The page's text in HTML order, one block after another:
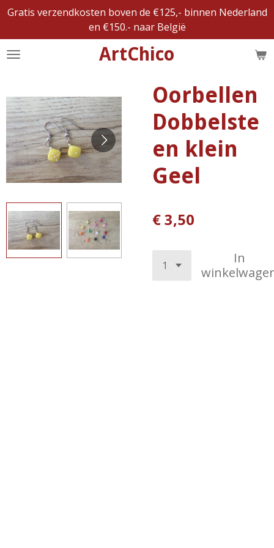
Ga
naar
de
ArtChico
Gratis verzendkosten boven de €125,- binnen Nederland
en €150.- naar België
Oorbellen
Dobbelste
en klein
Geel
€ 3,50
In